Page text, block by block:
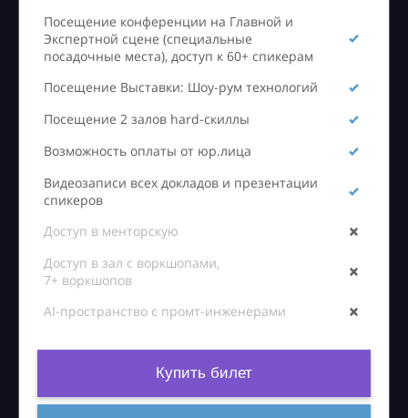
Посещение конференции на Главной и
Экспертной сцене (специальные
посадочные места), доступ к 60+ спикерам
Посещение Выставки: Шоу-рум технологий
Посещение 2 залов hard-скиллы
Возможность оплаты от юр.лица
Видеозаписи всех докладов и презентации
спикеров
Доступ в менторскую
Доступ в зал с воркшопами,
7+ воркшопов
AI-пространство с промт-инженерами
Купить билет